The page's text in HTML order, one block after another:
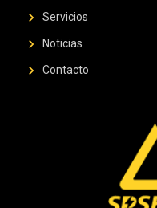
chevron_right Servicios
chevron_right Noticias
chevron_right Contacto